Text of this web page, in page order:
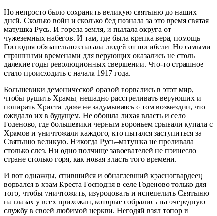
Но непросто было сохранить великую святыню до наших
дней. Сколько войн и сколько бед познала за это время святая
матушка Русь. И горела земля, и пылала округа от
чужеземных набегов. И там, где была крепка вера, помощь
Господня обязательно спасала людей от погибели. Но самыми
страшными временами для верующих оказались не столь
далекие годы революционных свершений. Что-то страшное
стало происходить с начала 1917 года.
Большевики демонической оравой ворвались в этот мир,
чтобы рушить Храмы, нещадно расстреливать верующих и
попирать Христа, даже не задумываясь о том возмездии, что
ожидало их в будущем. Не обошла лихая власть и село
Годеново, где большевики черным вороньем срывали купала с
Храмов и уничтожали каждого, кто пытался заступиться за
Святыню великую. Никогда Русь–матушка не проливала
столько слез. Ни одно полчище завоевателей не принесло
стране столько горя, как новая власть того времени.
И вот однажды, спившийся и обнаглевший красногвардеец
ворвался в храм Креста Господня в селе Годеново только для
того, чтобы уничтожить, изуродовать и испепелить Святыню
на глазах у всех прихожан, которые собрались на очередную
службу в своей любимой церкви. Негодяй взял топор и